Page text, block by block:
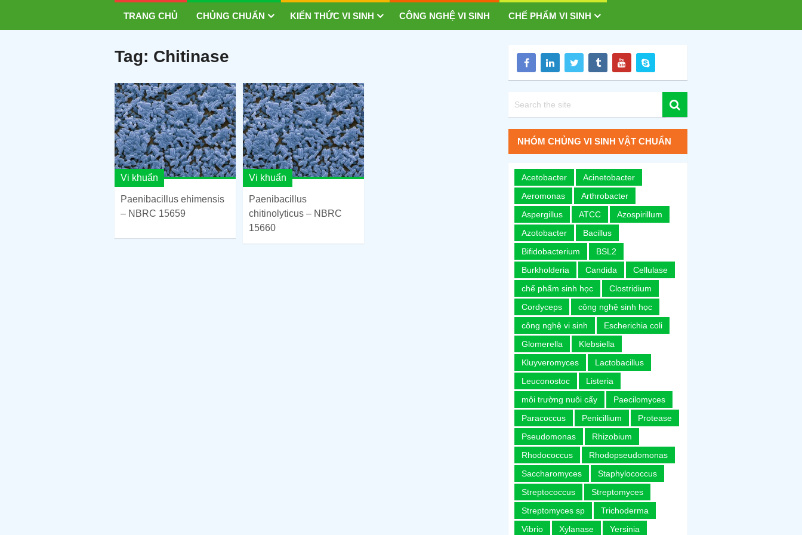
TRANG CHỦ CHỦNG CHUẨN KIẾN THỨC VI SINH CÔNG NGHỆ VI SINH CHẾ PHẨM VI SINH
Tag: Chitinase
Vi khuẩn
Paenibacillus ehimensis
– NBRC 15659
Vi khuẩn
Paenibacillus
chitinolyticus – NBRC
15660
NHÓM CHỦNG VI SINH VẬT CHUẨN
Acetobacter
Acinetobacter
Aeromonas
Arthrobacter
Aspergillus
ATCC
Azospirillum
Azotobacter
Bacillus
Bifidobacterium
BSL2
Burkholderia
Candida
Cellulase
chế phẩm sinh học
Clostridium
Cordyceps
công nghệ sinh học
công nghệ vi sinh
Escherichia coli
Glomerella
Klebsiella
Kluyveromyces
Lactobacillus
Leuconostoc
Listeria
môi trường nuôi cấy
Paecilomyces
Paracoccus
Penicillium
Protease
Pseudomonas
Rhizobium
Rhodococcus
Rhodopseudomonas
Saccharomyces
Staphylococcus
Streptococcus
Streptomyces
Streptomyces sp
Trichoderma
Vibrio
Xylanase Yersinia